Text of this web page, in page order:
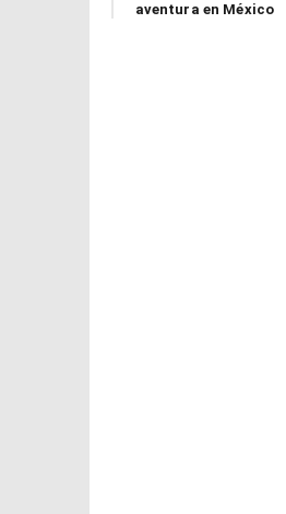
aventura en México